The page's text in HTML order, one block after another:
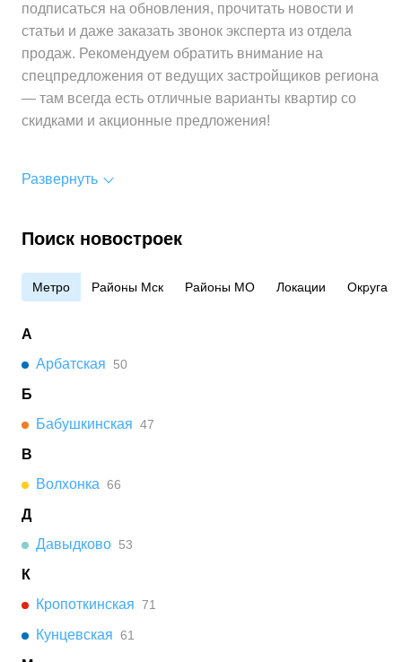
подписаться на обновления, прочитать новости и
статьи и даже заказать звонок эксперта из отдела
продаж. Рекомендуем обратить внимание на
спецпредложения от ведущих застройщиков региона
— там всегда есть отличные варианты квартир со
скидками и акционные предложения!
Развернуть
Поиск новостроек
Метро Районы Мск Районы МО Локации Округа
А
Арбатская
50
Б
Бабушкинская 47
В
Волхонка 66
Д
Давыдково 53
К
Кропоткинская 71
Кунцевская 61